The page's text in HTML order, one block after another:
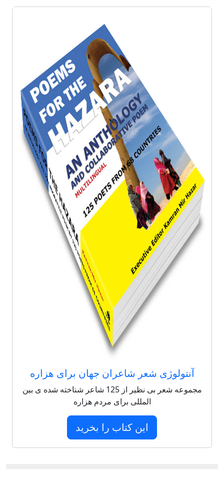
آنتولوژی شعر شاعران جهان برای هزاره
مجموعه شعر بی نظیر از 125 شاعر شناخته شده ی بین
المللی برای مردم هزاره
این کتاب را بخرید